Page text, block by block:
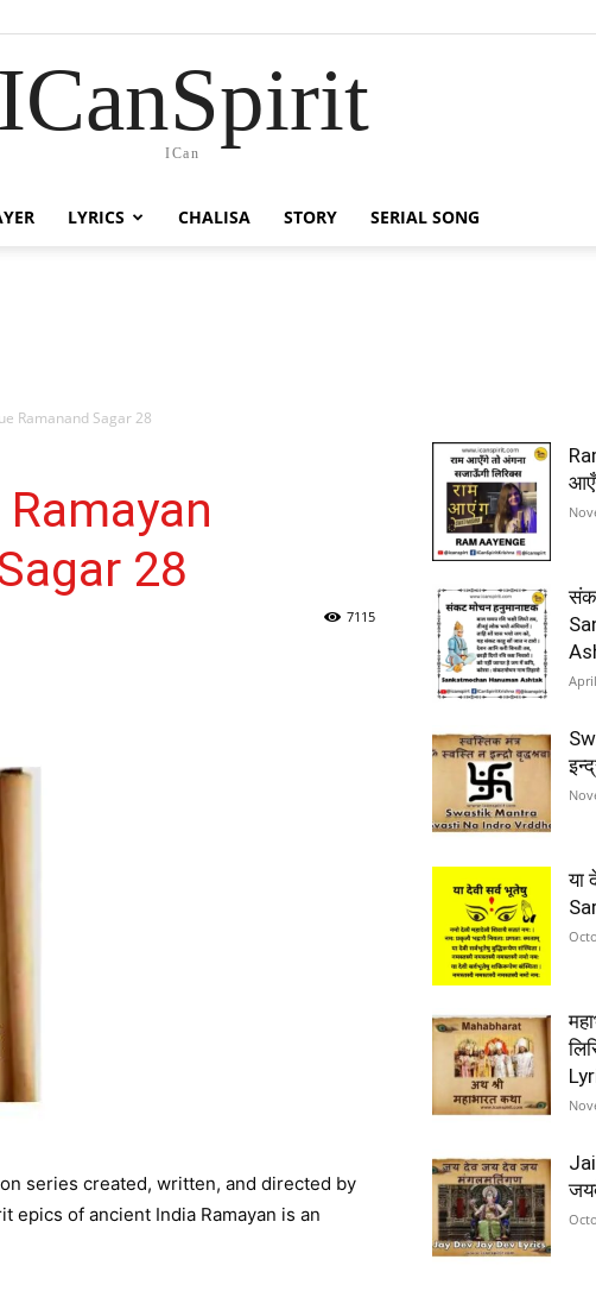
ICanSpirit
ICan
LYRICS CHALISA STORY SERIAL SONG
Ramanand Sagar 28
Ramayan
28
7115
series created, written, and directed by
epics of ancient India Ramayan is an
या